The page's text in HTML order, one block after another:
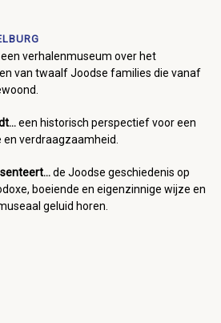
een verhalenmuseum over het
van twaalf Joodse families die vanaf
een historisch perspectief voor een
verdraagzaamheid.
de Joodse geschiedenis op
boeiende en eigenzinnige wijze en
geluid horen.